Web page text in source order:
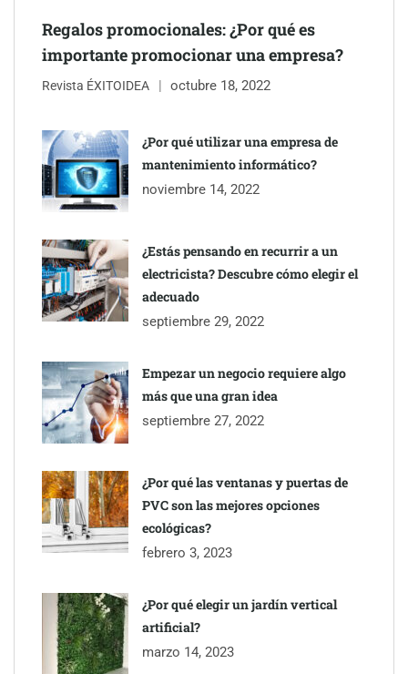
inmobiliarios: hasta 82% de ahorro por cobro
Gestoría Online reduce a unas horas el alta de autónomo
Regalos promocionales: ¿Por qué es
importante promocionar una empresa?
Revista ÉXITOIDEA octubre 18, 2022
¿Por qué utilizar una empresa de
mantenimiento informático?
noviembre 14, 2022
¿Estás pensando en recurrir a un
electricista? Descubre cómo elegir el
adecuado
septiembre 29, 2022
Empezar un negocio requiere algo
más que una gran idea
septiembre 27, 2022
¿Por qué las ventanas y puertas de
PVC son las mejores opciones
ecológicas?
febrero 3, 2023
¿Por qué elegir un jardín vertical
artificial?
marzo 14, 2023